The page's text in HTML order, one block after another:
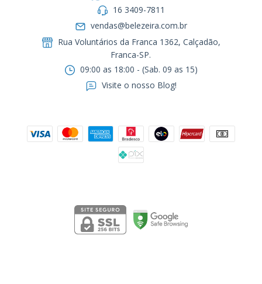
16 3409-7811
vendas@belezeira.com.br
Rua Voluntários da Franca 1362, Calçadão,
Franca-SP.ㅤㅤㅤㅤㅤㅤㅤㅤㅤㅤㅤ
09:00 as 18:00 - (Sab. 09 as 15)
Visite o nosso Blog!